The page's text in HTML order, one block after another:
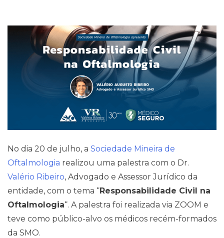
Pareceres Jurídicos
No dia 20 de julho, a Sociedade Mineira de
Oftalmologia realizou uma palestra com o Dr.
Valério Ribeiro, Advogado e Assessor Jurídico da
entidade, com o tema “Responsabilidade Civil na
Oftalmologia“. A palestra foi realizada via ZOOM e
teve como público-alvo os médicos recém-formados
da SMO.